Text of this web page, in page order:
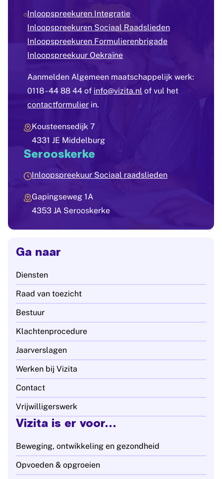
Inloopspreekuren Integratie
Inloopspreekuren Sociaal Raadslieden
Inloopspreekuren Formulierenbrigade
Inloopspreekuur Oekraïne
Aanmelden Algemeen maatschappelijk werk:
0118 - 44 88 44 of info@vizita.nl of vul het
contactformulier in.
Kousteensedijk 7
4331 JE Middelburg
Serooskerke
Inloopspreekuur Sociaal raadslieden
Gapingseweg 1A
4353 JA Serooskerke
Ga naar
Diensten
Raad van toezicht
Bestuur
Klachtenprocedure
Jaarverslagen
Werken bij Vizita
Contact
Vrijwilligerswerk
Vizita is er voor...
Beweging, ontwikkeling en gezondheid
Opvoeden & opgroeien